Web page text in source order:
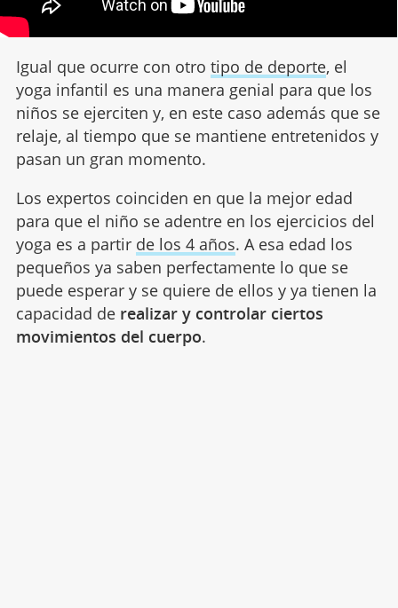
Igual que ocurre con otro tipo de deporte, el
yoga infantil es una manera genial para que los
niños se ejerciten y, en este caso además que se
relaje, al tiempo que se mantiene entretenidos y
pasan un gran momento.
Los expertos coinciden en que la mejor edad
para que el niño se adentre en los ejercicios del
yoga es a partir de los 4 años. A esa edad los
pequeños ya saben perfectamente lo que se
puede esperar y se quiere de ellos y ya tienen la
capacidad derealizar y controlar ciertos
movimientos del cuerpo.